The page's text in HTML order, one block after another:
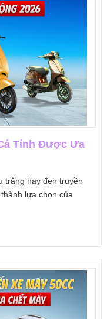
Tính Được Ưa
trắng hay đen truyền
lựa chọn của